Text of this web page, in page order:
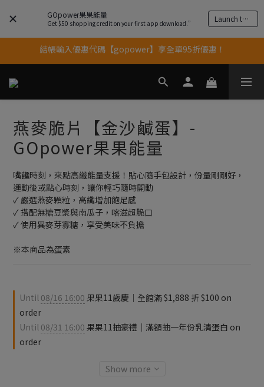
GOpower果果能量
Get $50 shopping credit on your first app download.” Launch the app
果果11歲慶｜App 下單享 5% 購物金回饋
結帳輸入優惠代碼【gopower】享全單95折優惠！
11歲慶好禮｜買 500g/1kg 指定乳清2包贈品牌毛巾
果果11歲慶｜App 下單享 5% 購物金回饋
燕麥脆片【金沙鹹蛋】-
GOpower果果能量
嘴饞時刻，來點高纖能量支援！貼心隨手包設計，份量剛剛好，
運動後或點心時刻，讓你輕巧隨時開動
✓ 嚴選燕麥顆粒，高纖增加飽足感
✓ 搭配無糖豆漿與南瓜子，喀滋超脆口
✓ 使用異麥芽寡糖，享受美味不負擔
※本商品為蛋素
Until 08/16 16:00 果果11歲慶｜全館滿 $1,888 折 $100 on
order
Until 08/31 16:00 果果11抽豪禮｜滿額抽一年份乳清蛋白 on
order
Show more